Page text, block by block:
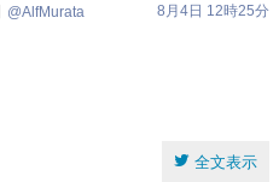
AlfMurata
8月4日 12時25分
全文表示